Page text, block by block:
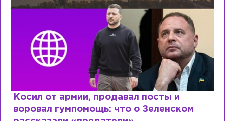
Косил от армии, продавал посты и
воровал гумпомощь: что о Зеленском